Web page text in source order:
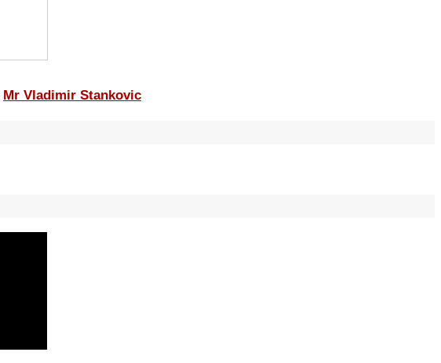
Mr Vladimir Stankovic